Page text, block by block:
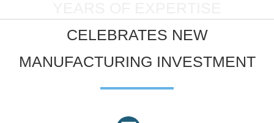
CELEBRATES NEW
MANUFACTURING INVESTMENT